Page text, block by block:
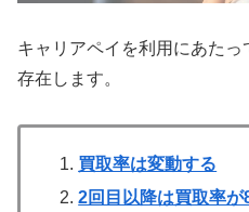
キャリアペイを利用にあた
存在します。
買取率は変動する
2回目以降は買取率が